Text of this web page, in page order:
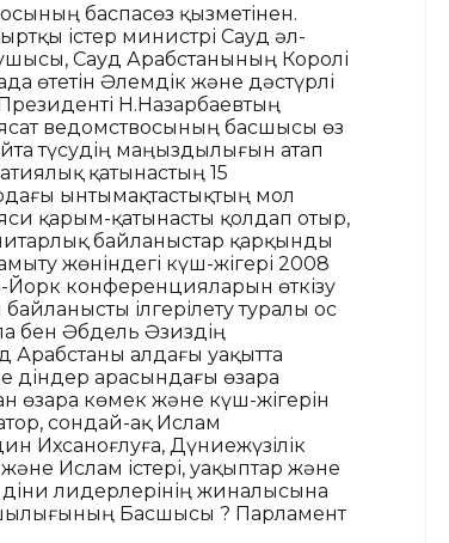
баспасөз қызметінен.
істер министрі Сауд әл-
Сауд Арабстанының Королі
өтетін Әлемдік және дәстүрлі
Президенті Н.Назарбаевтың
ведомствосының басшысы өз
түсудің маңыздылығын атап
қатынастың 15
ынтымақтастықтың мол
қарым-қатынасты қолдап отыр,
байланыстар қарқынды
жөніндегі күш-жігері 2008
конференцияларын өткізу
ілгерілету туралы Қос
бен Әбдель Әзиздің
Арабстаны алдағы уақытта
діндер арасындағы өзара
өзара көмек және күш-жігерін
сондай-ақ Ислам
Дүниежүзілік
Ислам істері, уақыптар және
лидерлерінің жиналысына
Басшысы ? Парламент